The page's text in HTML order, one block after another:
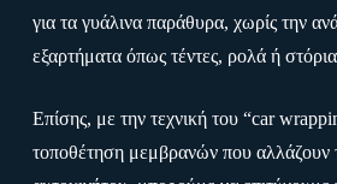
για τα γυάλινα παράθυρα, χωρίς την
εξαρτήματα όπως τέντες, ρολά ή
Επίσης, με την τεχνική του “car
τοποθέτηση μεμβρανών που αλλάζουν